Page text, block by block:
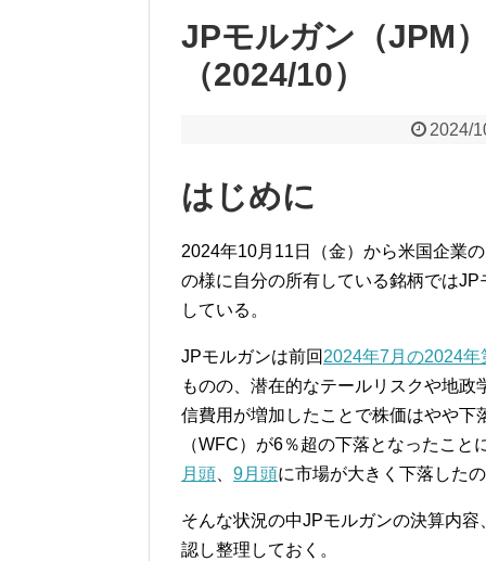
JPモルガン（JPM
（2024/10）
2024/
はじめに
2024年10月11日（金）から米国企業
の様に自分の所有している銘柄では
している。
JPモルガンは前回 2024年7月の2024
ものの、潜在的なテールリスクや地
信費用が増加したことで株価はやや
（WFC）が6％超の下落となったこ
月頭
9月頭に市場が大きく下落した
そんな状況の中JPモルガンの決算内
認し整理しておく。